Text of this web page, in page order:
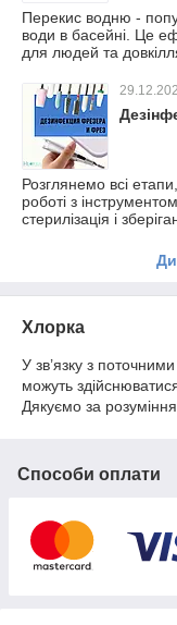
Перекис водню -
води в басейні. Це
для людей та
Розглянемо всі
роботі з
стерилізація і
Хлорка
У зв’язку з
можуть
Дякуємо за
Способи оплати